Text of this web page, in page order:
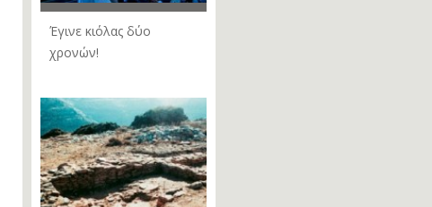
Έγινε κιόλας δύο
χρονών!